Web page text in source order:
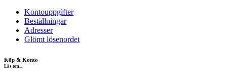
Kontouppgifter
Beställningar
Adresser
Glömt lösenordet
Köp & Konto
Läs om...